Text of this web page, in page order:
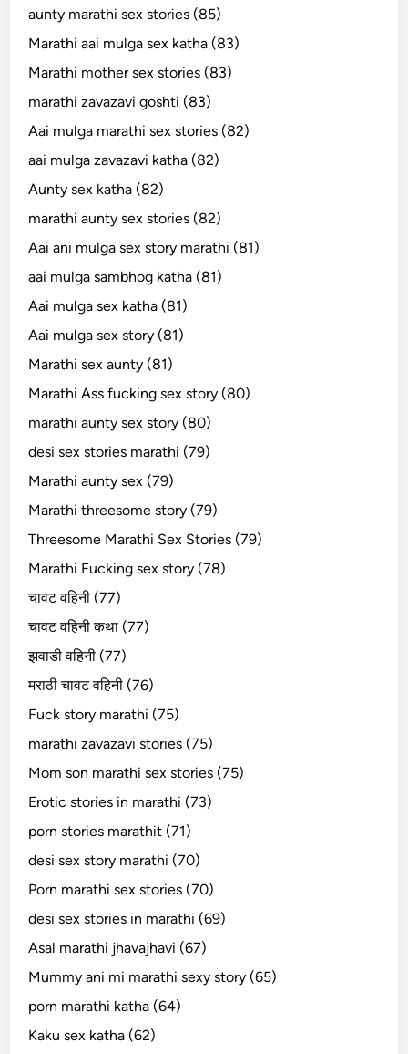
aunty marathi sex stories (85)
Marathi aai mulga sex katha (83)
Marathi mother sex stories (83)
marathi zavazavi goshti (83)
Aai mulga marathi sex stories (82)
aai mulga zavazavi katha (82)
Aunty sex katha (82)
marathi aunty sex stories (82)
Aai ani mulga sex story marathi (81)
aai mulga sambhog katha (81)
Aai mulga sex katha (81)
Aai mulga sex story (81)
Marathi sex aunty (81)
Marathi Ass fucking sex story (80)
marathi aunty sex story (80)
desi sex stories marathi (79)
Marathi aunty sex (79)
Marathi threesome story (79)
Threesome Marathi Sex Stories (79)
Marathi Fucking sex story (78)
चावट वहिनी (77)
चावट वहिनी कथा (77)
झवाडी वहिनी (77)
मराठी चावट वहिनी (76)
Fuck story marathi (75)
marathi zavazavi stories (75)
Mom son marathi sex stories (75)
Erotic stories in marathi (73)
porn stories marathit (71)
desi sex story marathi (70)
Porn marathi sex stories (70)
desi sex stories in marathi (69)
Asal marathi jhavajhavi (67)
Mummy ani mi marathi sexy story (65)
porn marathi katha (64)
Kaku sex katha (62)